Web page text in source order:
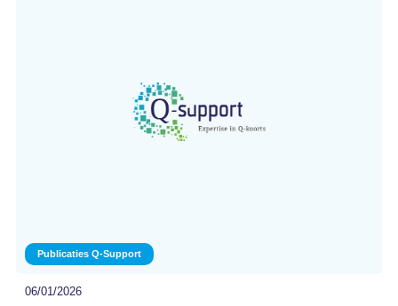
Publicaties Q-Support
06/01/2026